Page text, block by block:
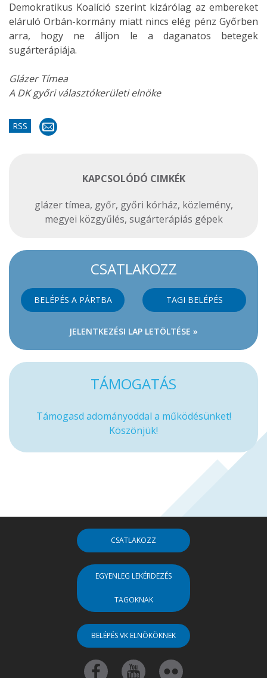
Demokratikus Koalíció szerint kizárólag az embereket
eláruló Orbán-kormány miatt nincs elég pénz Győrben
arra, hogy ne álljon le a daganatos betegek
sugárterápiája.
Glázer Tímea
A DK győri választókerületi elnöke
RSS
KAPCSOLÓDÓ CIMKÉK
glázer tímea, győr, győri kórház, közlemény,
megyei közgyűlés, sugárterápiás gépek
CSATLAKOZZ
BELÉPÉS A PÁRTBA TAGI BELÉPÉS
JELENTKEZÉSI LAP LETÖLTÉSE »
TÁMOGATÁS
Támogasd adományoddal a működésünket!
Köszönjük!
CSATLAKOZZ
EGYENLEG LEKÉRDEZÉS
TAGOKNAK
BELÉPÉS VK ELNÖKÖKNEK